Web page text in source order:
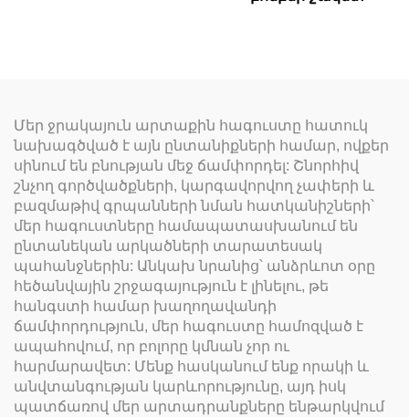
Մեր ջրակայուն արտաքին հագուստը հատուկ
նախագծված է այն ընտանիքների համար, ովքեր
սինում են բնության մեջ ճամփորդել: Շնորհիվ
շնչող գործվածքների, կարգավորվող չափերի և
բազմաթիվ գրպանների նման հատկանիշների՝
մեր հագուստները համապատասխանում են
ընտանեկան արկածների տարատեսակ
պահանջներին: Անկախ նրանից՝ անձրևոտ օրը
հեծանվային շրջագայություն է լինելու, թե
հանգստի համար խաղողավանդի
ճամփորդություն, մեր հագուստը համոզված է
ապահովում, որ բոլորը կմնան չոր ու
հարմարավետ: Մենք հասկանում ենք որակի և
անվտանգության կարևորությունը, այդ իսկ
պատճառով մեր արտադրանքները ենթարկվում